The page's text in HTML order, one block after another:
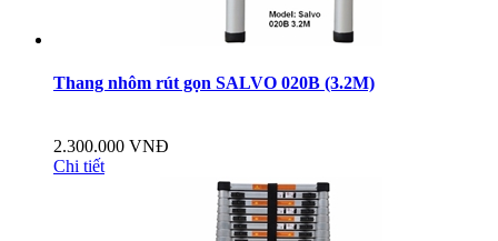
Thang nhôm rút gọn SALVO 020B (3.2M)
2.300.000 VNĐ
Chi tiết